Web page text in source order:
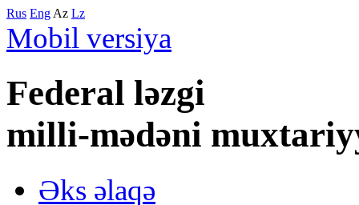
Rus Eng Az Lz
Mobil versiya
Federal lәzgi
milli-mәdәni
Əks əlaqə